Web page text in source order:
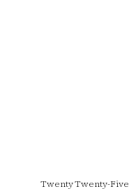
Twenty Twenty-Five